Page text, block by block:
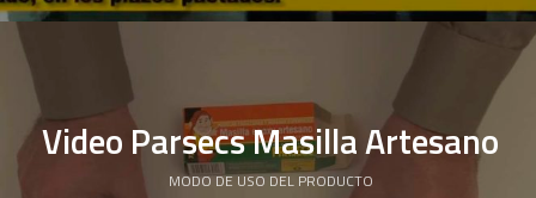
Video Parsecs Masilla Artesano
MODO DE USO DEL PRODUCTO